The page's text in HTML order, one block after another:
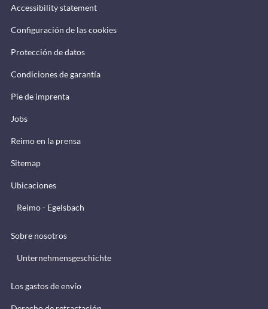
Accessibility statement
Configuración de las cookies
Protección de datos
Condiciones de garantía
Pie de imprenta
Jobs
Reimo en la prensa
Sitemap
Ubicaciones
Reimo - Egelsbach
Sobre nosotros
Unternehmensgeschichte
Los gastos de envío